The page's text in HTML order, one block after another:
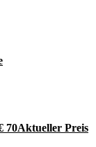
70Aktueller Preis